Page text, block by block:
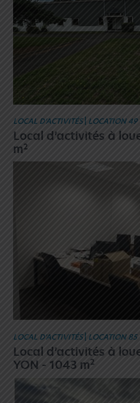
LOCAL D’ACTIVITÉS LOCATION 49
Local d’activités à
m2
LOCAL D’ACTIVITÉS LOCATION 85
Local d’activités à
YON - 1043 m2